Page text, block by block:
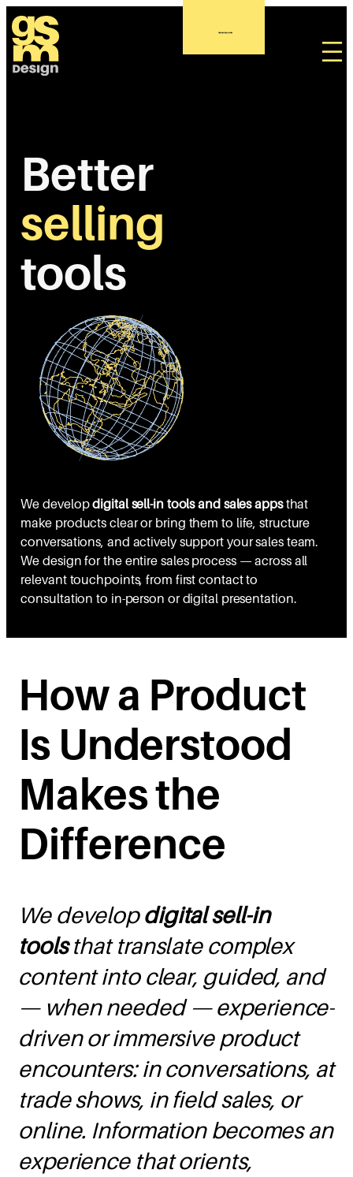
Better
selling
tools
We developdigital sell-in tools and sales appsthat
make products clear or bring them to life, structure
conversations, and actively support your sales team.
We design for the entire sales process — across all
relevant touchpoints, from first contact to
consultation to in-person or digital presentation.
How a Product
Is Understood
Makes the
Difference
We developdigital sell-in
toolsthat translate complex
content into clear, guided, and
— when needed — experience-
driven or immersive product
encounters: in conversations, at
trade shows, in field sales, or
online. Information becomes an
experience that orients,